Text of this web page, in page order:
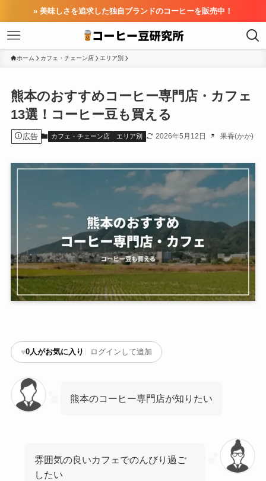
» 美味しさを追求した独自ブランドのコーヒーを販売中！
ホーム カフェ・チェーン店 エリア別
熊本のおすすめコーヒー専門店・カフェ
13選！コーヒー豆も買える
広告 カフェ・チェーン店 エリア別 2026年5月12日 果香(かか)
♥0人がお気に入り ログインして追加
熊本のコーヒー専門店が知りたい
雰囲気の良いカフェでのんびり過ご
したい